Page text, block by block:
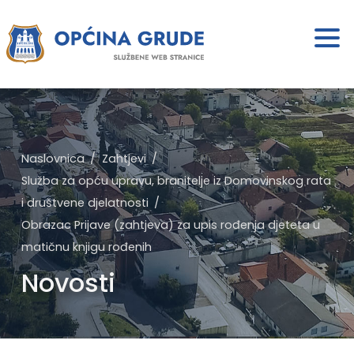
Naslovnica
Zahtjevi
Služba za opću upravu, branitelje iz Domovinskog rata
i društvene djelatnosti
Obrazac Prijave (zahtjeva) za upis rođenja djeteta u
matičnu knjigu rođenih
Novosti